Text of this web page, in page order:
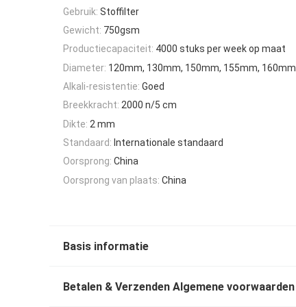
Gebruik: Stoffilter
Gewicht: 750gsm
Productiecapaciteit: 4000 stuks per week op maat
Diameter: 120mm, 130mm, 150mm, 155mm, 160mm
Alkali-resistentie: Goed
Breekkracht: 2000 n/5 cm
Dikte: 2 mm
Standaard: Internationale standaard
Oorsprong: China
Oorsprong van plaats: China
Basis informatie
Betalen & Verzenden Algemene voorwaarden